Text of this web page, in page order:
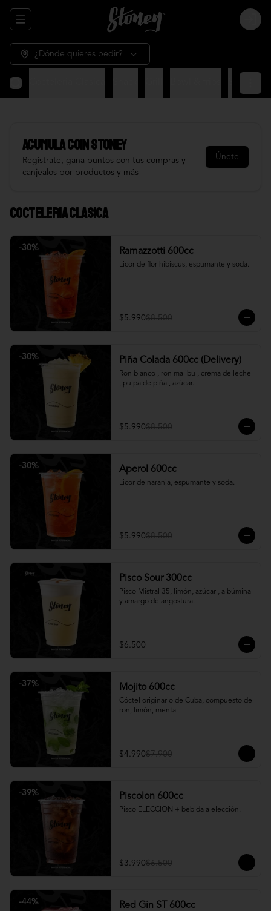
Abrir menu de navegación Login
¿Dónde quieres pedir?
AcumulaCOIN STONEY
Regístrate, gana puntos con tus compras y
canjealos por productos y más
Únete
Cocteleria Clasica
-30% Ramazzotti 600cc
Licor de flor hibiscus, espumante y soda.
$5.990$8.500
-30% Piña Colada 600cc (Delivery)
Ron blanco , ron malibu , crema de leche
, pulpa de piña , azúcar.
$5.990$8.500
-30% Aperol 600cc
Licor de naranja, espumante y soda.
$5.990$8.500
Pisco Sour 300cc
Pisco Mistral 35, limón, azúcar , albúmina
y amargo de angostura.
$6.500
-37% Mojito 600cc
Cóctel originario de Cuba, compuesto de
ron, limón, menta
$4.990$7.900
-39% Piscolon 600cc
Pisco ELECCION + bebida a elección.
$3.990$6.500
-44% Red Gin ST 600cc